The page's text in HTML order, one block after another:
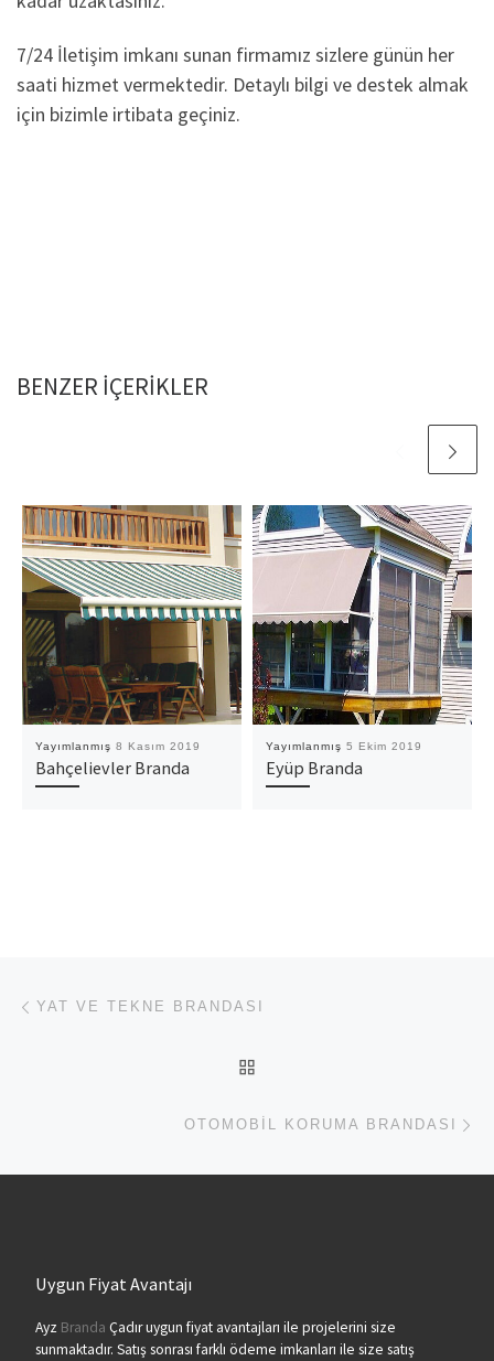
7/24 İletişim imkanı sunan firmamız sizlere günün her
saati hizmet vermektedir. Detaylı bilgi ve destek almak
için bizimle irtibata geçiniz.
BENZER IÇERIKLER
Yayımlanmış 8 Kasım 2019
Bahçelievler Branda
Yayımlanmış 5 Ekim 2019
Eyüp Branda
Yazı dolaşımı
YAT VE TEKNE BRANDASI
OTOMOBIL KORUMA BRANDASI
Uygun Fiyat Avantajı
Ayz Branda Çadır uygun fiyat avantajları ile projelerini size
sunmaktadır. Satış sonrası farklı ödeme imkanları ile size satış